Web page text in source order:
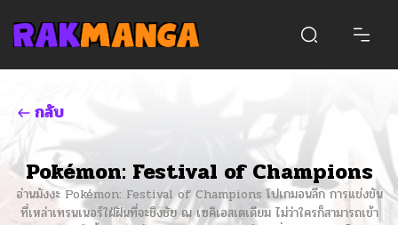
กลับ
Pokémon: Festival of Champions
อ่านมังงะ Pokémon: Festival of Champions โปเกมอนลีก การแข่งขัน
ที่เหล่าเทรนเนอร์ใฝ่ฝันที่จะชิงชัย ณ เซคิเอสเตเดียม ไม่ว่าใครก็สามารถเข้า